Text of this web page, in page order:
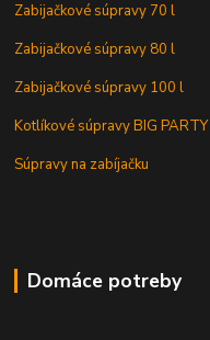
Zabijačkové súpravy 70 l
Zabijačkové súpravy 80 l
Zabijačkové súpravy 100 l
Kotlíkové súpravy BIG PARTY
Súpravy na zabíjačku
Domáce potreby